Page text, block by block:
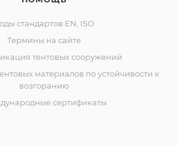
стандартов EN, ISO
Термины на сайте
тентовых сооружений
материалов по устойчивости к
возгоранию
сертификаты